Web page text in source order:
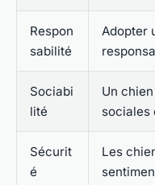
Respon
sabilité
Adopter
Sociabi
lité
Un
sociales
Sécurit
é
Les